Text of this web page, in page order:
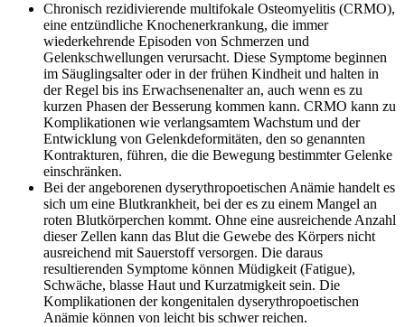
Chronisch rezidivierende multifokale Osteomyelitis (CRMO),
eine entzündliche Knochenerkrankung, die immer
wiederkehrende Episoden von Schmerzen und
Gelenkschwellungen verursacht. Diese Symptome beginnen
im Säuglingsalter oder in der frühen Kindheit und halten in
der Regel bis ins Erwachsenenalter an, auch wenn es zu
kurzen Phasen der Besserung kommen kann. CRMO kann zu
Komplikationen wie verlangsamtem Wachstum und der
Entwicklung von Gelenkdeformitäten, den so genannten
Kontrakturen, führen, die die Bewegung bestimmter Gelenke
einschränken.
Bei der angeborenen dyserythropoetischen Anämie handelt es
sich um eine Blutkrankheit, bei der es zu einem Mangel an
roten Blutkörperchen kommt. Ohne eine ausreichende Anzahl
dieser Zellen kann das Blut die Gewebe des Körpers nicht
ausreichend mit Sauerstoff versorgen. Die daraus
resultierenden Symptome können Müdigkeit (Fatigue),
Schwäche, blasse Haut und Kurzatmigkeit sein. Die
Komplikationen der kongenitalen dyserythropoetischen
Anämie können von leicht bis schwer reichen.